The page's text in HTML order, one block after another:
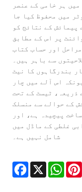
ہر خامی کے عنصر
میں محفوظ کیا جا
پیمائش کے نتائج کو
پر اس کے مطابق
اور حساب کتاب
سے باہر ہیں۔
بندرگاہوں کا نیٹ
اس آلے میں چار
ذریعہ، ٹیسٹ کے تحت
کے حوالے سے منسلک
پیچیدہ ہے، اور
غلطی کے ماڈل میں
شامل نہیں ہے۔
Facebook
X